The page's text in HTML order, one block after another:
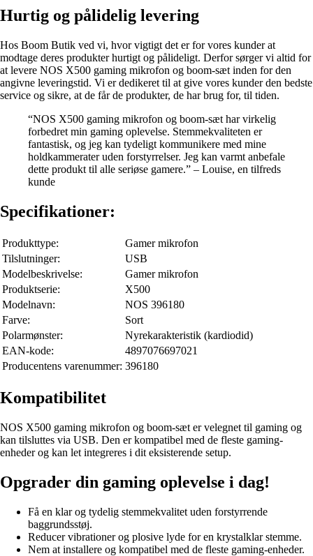
Hurtig og pålidelig levering
Hos Boom Butik ved vi, hvor vigtigt det er for vores kunder at
modtage deres produkter hurtigt og pålideligt. Derfor sørger vi altid for
at levere NOS X500 gaming mikrofon og boom-sæt inden for den
angivne leveringstid. Vi er dedikeret til at give vores kunder den bedste
service og sikre, at de får de produkter, de har brug for, til tiden.
“NOS X500 gaming mikrofon og boom-sæt har virkelig
forbedret min gaming oplevelse. Stemmekvaliteten er
fantastisk, og jeg kan tydeligt kommunikere med mine
holdkammerater uden forstyrrelser. Jeg kan varmt anbefale
dette produkt til alle seriøse gamere.” – Louise, en tilfreds
kunde
Specifikationer:
Produkttype:
Gamer mikrofon
Tilslutninger:
USB
Modelbeskrivelse:
Gamer mikrofon
Produktserie:
X500
Modelnavn:
NOS 396180
Farve:
Sort
Polarmønster:
Nyrekarakteristik (kardiodid)
EAN-kode:
4897076697021
Producentens varenummer: 396180
Kompatibilitet
NOS X500 gaming mikrofon og boom-sæt er velegnet til gaming og
kan tilsluttes via USB. Den er kompatibel med de fleste gaming-
enheder og kan let integreres i dit eksisterende setup.
Opgrader din gaming oplevelse i dag!
Få en klar og tydelig stemmekvalitet uden forstyrrende
baggrundsstøj.
Reducer vibrationer og plosive lyde for en krystalklar stemme.
Nem at installere og kompatibel med de fleste gaming-enheder.